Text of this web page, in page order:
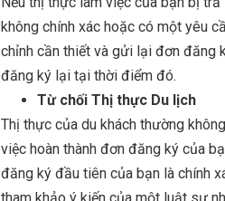
không chính xác hoặc có một yêu
chỉnh cần thiết và gửi lại đơn đăng
đăng ký lại tại thời điểm đó.
Từ chối Thị thực Du lịch
Thị thực của du khách thường
việc hoàn thành đơn đăng ký của
đăng ký đầu tiên của bạn là chính